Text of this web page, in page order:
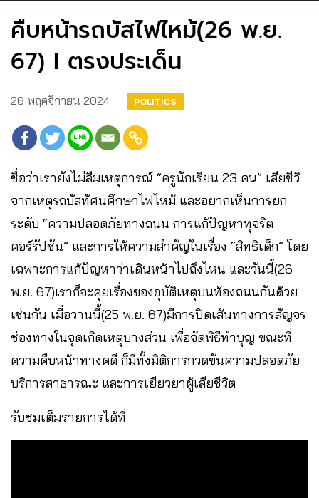
คืบหน้ารถบัสไฟไหม้(26 พ.ย.
67) I ตรงประเด็น
26 พฤศจิกายน 2024 POLITICS
ชื่อว่าเรายังไม่ลืมเหตุการณ์ “ครูนักเรียน 23 คน” เสียชีวิ
จากเหตุรถบัสทัศนศึกษาไฟไหม้ และอยากเห็นการยก
ระดับ “ความปลอดภัยทางถนน การแก้ปัญหาทุจริต
คอร์รัปชัน” และการให้ความสำคัญในเรื่อง “สิทธิเด็ก” โดย
เฉพาะการแก้ปัญหาว่าเดินหน้าไปถึงไหน และวันนี้(26
พ.ย. 67)เราก็จะคุยเรื่องของอุบัติเหตุบนท้องถนนกันด้วย
เช่นกัน เมื่อวานนี้(25 พ.ย. 67)มีการปิดเส้นทางการสัญจร
ช่องทางในจุดเกิดเหตุบางส่วน เพื่อจัดพิธีทำบุญ ขณะที่
ความคืบหน้าทางคดี ก็มีทั้งมิติการกวดขันความปลอดภัย
บริการสาธารณะ และการเยียวยาผู้เสียชีวิต
รับชมเต็มรายการได้ที่